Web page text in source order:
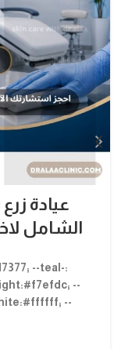
عيادة
الشامل
--teal-
--
--